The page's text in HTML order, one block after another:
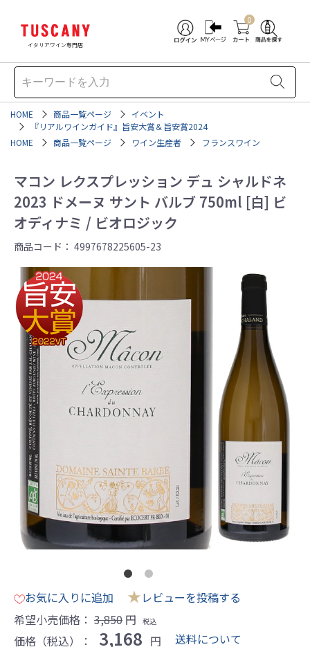
イタリアワイン専門店
0
HOME 商品一覧ページ
イベント
『リアルワインガイド』旨安大賞＆旨安賞2024
HOME
商品一覧ページ ワイン生産者 フランスワイン
マコン レクスプレッション デュ シャルドネ
2023 ドメーヌ サント バルブ 750ml [白] ビ
オディナミ / ビオロジック
商品コード： 4997678225605-23
お気に入りに追加 ★レビューを投稿する
希望小売価格： 3,850 円 税込
価格（税込）： 3,168 円
送料について